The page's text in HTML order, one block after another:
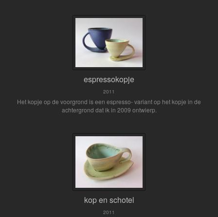
espressokopje
2011
Het kopje op de voorgrond is een espresso- variant op het kopje in de
achtergrond dat ik in 2009 ontwierp.
kop en schotel
2011